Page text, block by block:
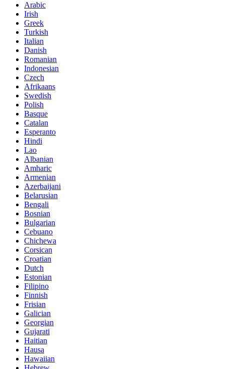
Arabic
Irish
Greek
Turkish
Italian
Danish
Romanian
Indonesian
Czech
Afrikaans
Swedish
Polish
Basque
Catalan
Esperanto
Hindi
Lao
Albanian
Amharic
Armenian
Azerbaijani
Belarusian
Bengali
Bosnian
Bulgarian
Cebuano
Chichewa
Corsican
Croatian
Dutch
Estonian
Filipino
Finnish
Frisian
Galician
Georgian
Gujarati
Haitian
Hausa
Hawaiian